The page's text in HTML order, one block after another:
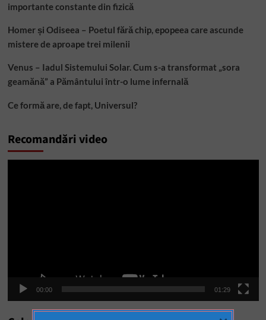
importante constante din fizică
Homer și Odiseea – Poetul fără chip, epopeea care ascunde
mistere de aproape trei milenii
Venus – Iadul Sistemului Solar. Cum s-a transformat „sora
geamănă” a Pământului într-o lume infernală
Ce formă are, de fapt, Universul?
Recomandări video
00:00 01:29